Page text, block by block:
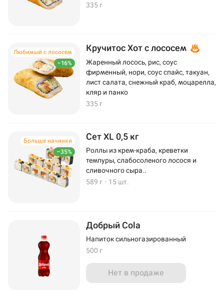
335 г
–16%
Любимый с лососем Кручитос Хот с лососем
Жаренный лосось, рис, соус
фирменный, нори, соус спайс, такуан,
лист салата, снежный краб, моцарелла,
кляр и панко
335 г
–35%
Больше начинки Сет XL 0,5 кг
Роллы из крем-краба, креветки
темпуры, слабосоленого лосося и
сливочного сыра..
589 г · 15 шт.
Добрый Cola
Напиток сильногазированный
500 г
Нет в продаже